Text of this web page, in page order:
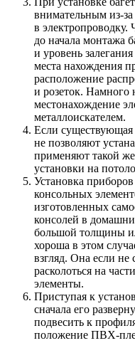
внимательным из-
в электропроводку.
до начала монтажа
и уровень
места нахождения
расположение
и розеток. Намного
местонахождение
металлоискателем.
Если существующая
не позволяют
применяют такой
установки на
Установка
консольных
изготовленных
консолей в
большой толщины
хороша в этом
взгляд. Она если не
расколоться на
элементы.
Приступая к
сначала его
подвесить к
положение ПВХ-